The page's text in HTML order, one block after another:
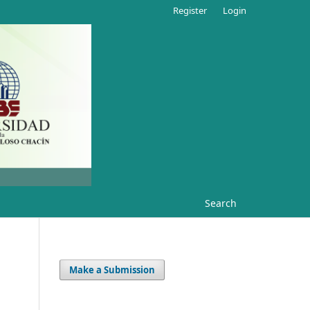
Search
Register Login
Make a Submission